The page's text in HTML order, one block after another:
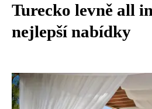
Turecko levně all
nejlepší nabídky